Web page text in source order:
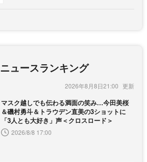
ニュースランキング
2026年8月8日21:00
マスク越しでも伝わる満面の笑み…今田美桜
＆磯村勇斗＆トラウデン直美の3ショットに
「3人とも大好き」声＜クロスロード＞
2026/8/8 17:00